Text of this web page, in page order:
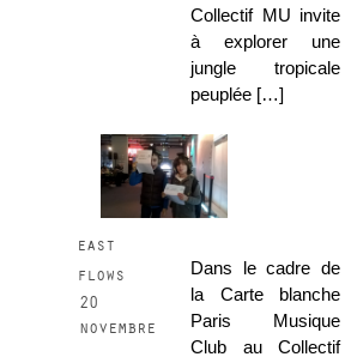
Collectif MU invite
à explorer une
jungle tropicale
peuplée […]
east
flows
20
novembre
Dans le cadre de
la Carte blanche
Paris Musique
Club au Collectif